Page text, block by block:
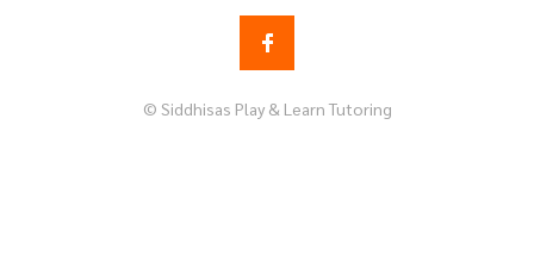
© Siddhisas Play & Learn Tutoring